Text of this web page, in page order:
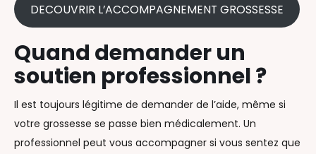
DECOUVRIR L’ACCOMPAGNEMENT GROSSESSE
Quand demander un
soutien professionnel ?
Il est toujours légitime de demander de l’aide, même si
votre grossesse se passe bien médicalement. Un
professionnel peut vous accompagner si vous sentez que